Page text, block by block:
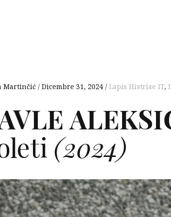
Martinčić Dicembre 31, 2024 Lapis Histriae IT,
(2024)